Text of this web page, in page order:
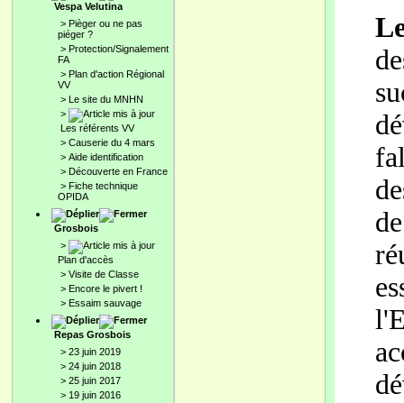
Vespa Velutina
> Pièger ou ne pas
piéger ?
> Protection/Signalement
FA
> Plan d'action Régional
VV
> Le site du MNHN
>
Les référents VV
> Causerie du 4 mars
> Aide identification
> Découverte en France
> Fiche technique
OPIDA
Grosbois
>
Plan d'accès
> Visite de Classe
> Encore le pivert !
> Essaim sauvage
Repas Grosbois
> 23 juin 2019
> 24 juin 2018
> 25 juin 2017
> 19 juin 2016